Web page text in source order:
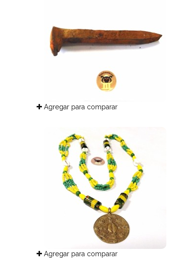
Agregar para comparar
Agregar para comparar